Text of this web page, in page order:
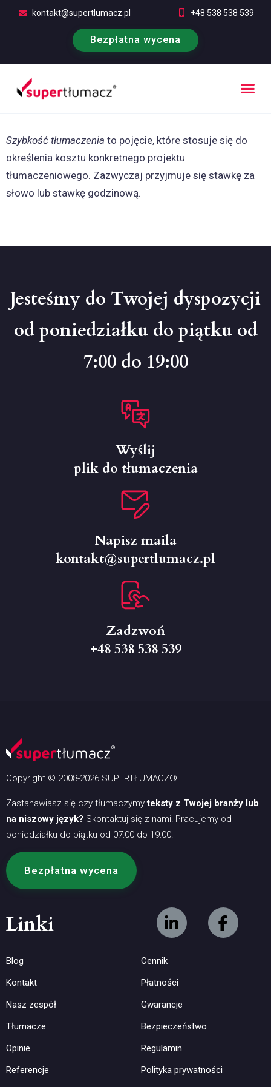
kontakt@supertlumacz.pl +48 538 538 539
Bezpłatna wycena
Szybkość tłumaczenia to pojęcie, które stosuje się do
określenia kosztu konkretnego projektu
tłumaczeniowego. Zazwyczaj przyjmuje się stawkę za
słowo lub stawkę godzinową.
Jesteśmy do Twojej dyspozycji
od poniedziałku do piątku od
7:00 do 19:00
Wyślij
plik do tłumaczenia
Napisz maila
kontakt@supertlumacz.pl
Zadzwoń
+48 538 538 539
Copyright © 2008-2026 SUPERTŁUMACZ®
Zastanawiasz się czy tłumaczymyteksty z Twojej branży lub
na niszowy język? Skontaktuj się z nami! Pracujemy od
poniedziałku do piątku od 07:00 do 19:00.
Bezpłatna wycena
Linki
Blog
Kontakt
Nasz zespół
Tłumacze
Opinie
Referencje
Cennik
Płatności
Gwarancje
Bezpieczeństwo
Regulamin
Polityka prywatności